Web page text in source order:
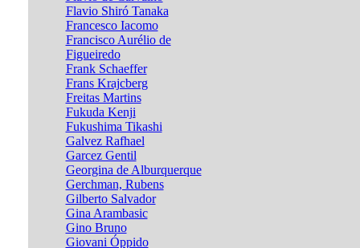
Flavio Shiró Tanaka
Francesco Iacomo
Francisco Aurélio de
Figueiredo
Frank Schaeffer
Frans Krajcberg
Freitas Martins
Fukuda Kenji
Fukushima Tikashi
Galvez Rafhael
Garcez Gentil
Georgina de Alburquerque
Gerchman, Rubens
Gilberto Salvador
Gina Arambasic
Gino Bruno
Giovani Óppido